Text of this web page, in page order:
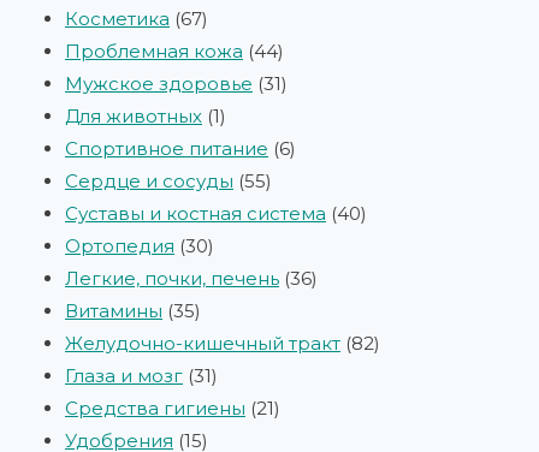
Косметика 67
Проблемная кожа 44
Мужское здоровье 31
Для животных 1
Спортивное питание 6
Сердце и сосуды 55
Суставы и костная система 40
Ортопедия 30
Легкие, почки, печень 36
Витамины 35
Желудочно-кишечный тракт 82
Глаза и мозг 31
Средства гигиены 21
Удобрения 15